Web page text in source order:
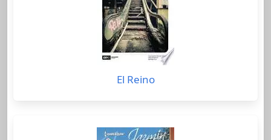
El Reino